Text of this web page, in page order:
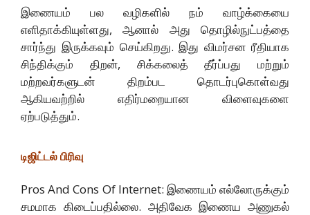
இணையம் பல வழிகளில் நம் வாழ்க்கையை
எளிதாக்கியுள்ளது, ஆனால் அது தொழில்நுட்பத்தை
சார்ந்து இருக்கவும் செய்கிறது. இது விமர்சன ரீதியாக
சிந்திக்கும் திறன், சிக்கலைத் தீர்ப்பது மற்றும்
மற்றவர்களுடன் திறம்பட தொடர்புகொள்வது
ஆகியவற்றில் எதிர்மறையான விளைவுகளை
ஏற்படுத்தும்.
டிஜிட்டல் பிரிவு
Pros And Cons Of Internet: இணையம் எல்லோருக்கும்
சமமாக கிடைப்பதில்லை. அதிவேக இணைய அணுகல்